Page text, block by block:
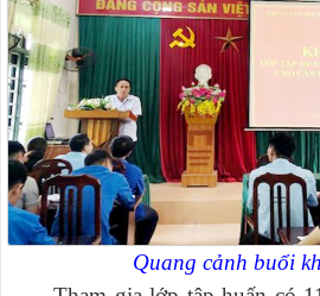
Quang cảnh buổi